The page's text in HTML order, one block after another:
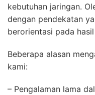
kebutuhan jaringan.
dengan pendekatan
berorientasi pada
Beberapa alasan
kami:
– Pengalaman lama